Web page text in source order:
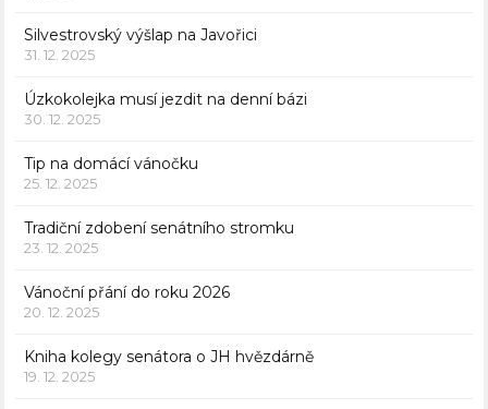
Silvestrovský výšlap na Javořici
31. 12. 2025
Úzkokolejka musí jezdit na denní bázi
30. 12. 2025
Tip na domácí vánočku
25. 12. 2025
Tradiční zdobení senátního stromku
23. 12. 2025
Vánoční přání do roku 2026
20. 12. 2025
Kniha kolegy senátora o JH hvězdárně
19. 12. 2025